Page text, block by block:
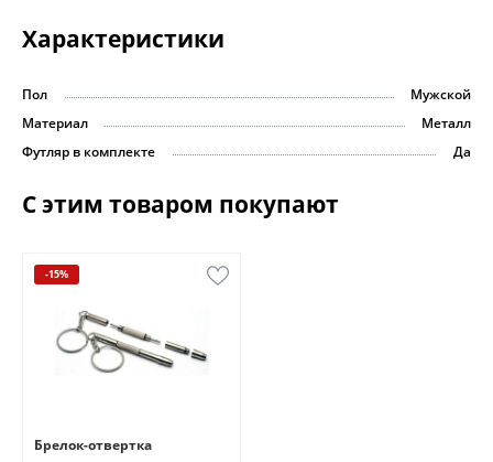
Характеристики
Пол
Мужской
Материал
Металл
Футляр в комплекте
Да
С этим товаром покупают
-15%
Брелок-отвертка